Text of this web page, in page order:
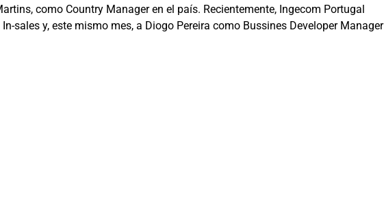
como Country Manager en el país. Recientemente, Ingecom Portugal
sales y, este mismo mes, a Diogo Pereira como Bussines Developer Manager